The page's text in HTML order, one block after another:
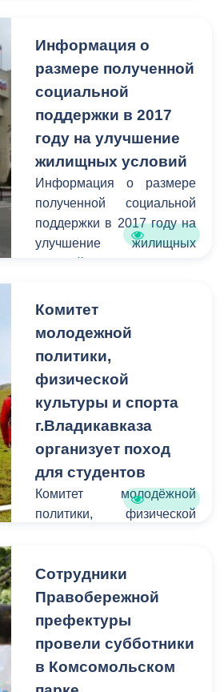
республики
проинспектировал ход
работ по реконструкции
беговых дорожек. Их
готовят для проведения
фестиваля культуры и
спорта народов Кавказа.
Осенью мероприятие
соберет лучшие
творческие и спортивные
коллективы из семи
Информация о
размере полученной
социальной
поддержки в 2017
году на улучшение
жилищных условий
Информация о размере
полученной социальной
поддержки в 2017 году на
улучшение жилищных
квартирном учете в
улучшении жилищных
условий, в АМС
г.Владикавказа по
категориям
Комитет
молодежной
политики,
физической
культуры и спорта
г.Владикавказа
организует поход
для студентов
Комитет молодёжной
политики, физической
приглашает студентов (
18- 25 лет) отправиться в
поход с ночёвкой по
Нижний Згид- Галиат.
Путешествие стартует 13
Сотрудники
Правобережной
префектуры
провели субботники
в Комсомольском